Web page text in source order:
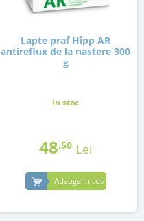
Lapte praf Hipp AR
antireflux de la nastere 300
g
in stoc
48,50 Lei
Adauga in cos